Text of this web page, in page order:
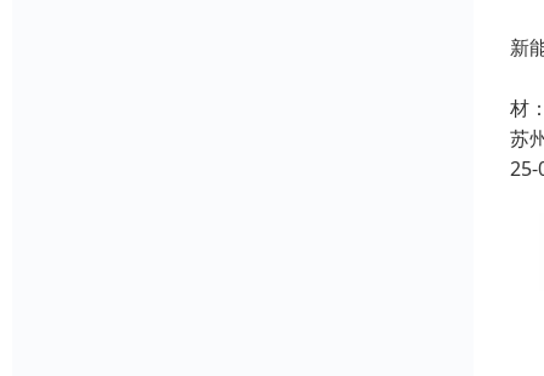
新
材
苏
25-